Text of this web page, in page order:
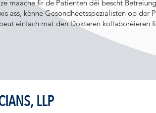
maache fir de Patienten déi bescht
ass, kënne Gesondheetsspezialisten op der
einfach mat den Dokteren kollaboréieren
LLP